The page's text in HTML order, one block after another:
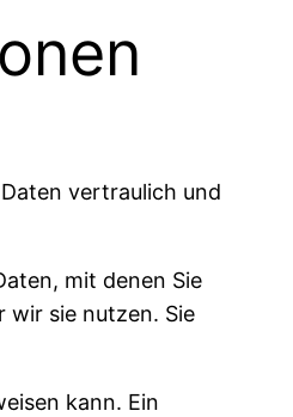
vertraulich und
mit denen Sie
sie nutzen. Sie
kann. Ein